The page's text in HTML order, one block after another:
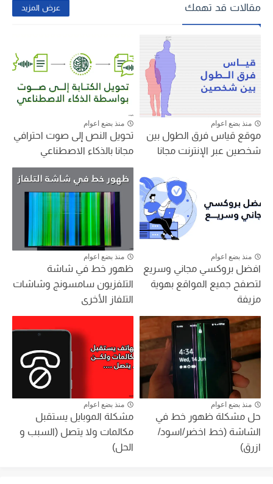
مقالات قد تهمك عرض المزيد
منذ بضع اعوام
موقع قياس فرق الطول بين
شخصين عبر الإنترنت مجانا
منذ بضع اعوام
تحويل النص إلى صوت احترافي
مجانا بالذكاء الاصطناعي
منذ بضع اعوام
افضل بروكسي مجاني وسريع
لتصفح جميع المواقع بهوية
مزيفة
منذ بضع اعوام
ظهور خط في شاشة
التلفزيون سامسونج وشاشات
التلفاز الأخرى
منذ بضع اعوام
حل مشكلة ظهور خط في
الشاشة (خط اخضر/اسود/
ازرق)
منذ بضع اعوام
مشكلة الموبايل يستقبل
مكالمات ولا يتصل (السبب و
الحل)